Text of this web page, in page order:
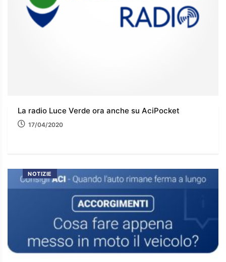
La radio Luce Verde ora anche su AciPocket
17/04/2020
NOTIZIE